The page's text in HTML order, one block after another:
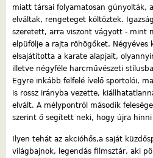
miatt társai folyamatosan gúnyolták,
elváltak, rengeteget költöztek.
szeretett, arra viszont vágyott - mint
elpüfölje a rajta röhögőket. Négyéves
elsajátította a karate alapjait,
illetve négyféle harcművészeti
Egyre inkább felfelé ívelő sportolói,
is rossz irányba vezette,
elvált. A mélypontról második
szerint ő segített neki, hogy újra hinni
Ilyen tehát az akcióhős,a saját
világbajnok, legendás filmsztár, aki